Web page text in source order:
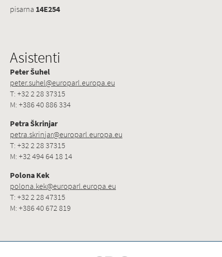
pisarna 14E254
Asistenti
Peter Šuhel
peter.suhel@europarl.europa.eu
T: +32 2 28 37315
M: +386 40 886 334
Petra Škrinjar
petra.skrinjar@europarl.europa.eu
T: +32 2 28 37315
M: +32 494 64 18 14
Polona Kek
polona.kek@europarl.europa.eu
T: +32 2 28 47315
M: +386 40 672 819